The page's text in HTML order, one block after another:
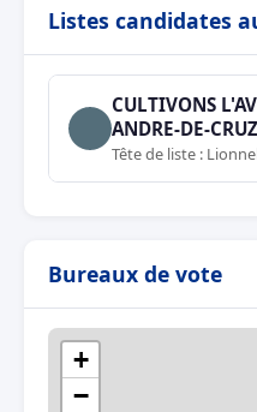
Listes candidates
CULTIVONS
ANDRE-DE-
Tête de liste :
Bureaux de vote
+
−